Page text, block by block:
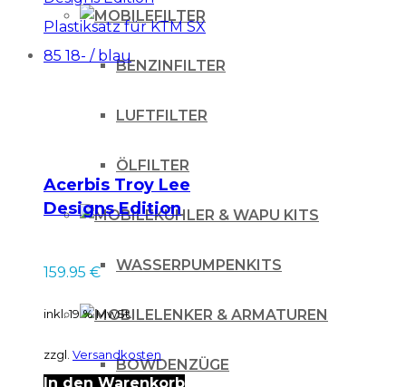
FILTER
BENZINFILTER
LUFTFILTER
ÖLFILTER
KÜHLER & WAPU KITS
WASSERPUMPENKITS
LENKER & ARMATUREN
BOWDENZÜGE
Acerbis Troy Lee
Designs Edition
SX 85 18- / blau
159.95 €
inkl. 19 % MwSt.
zzgl. Versandkosten
In den Warenkorb